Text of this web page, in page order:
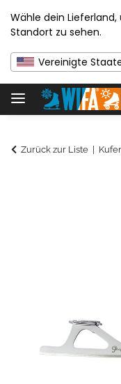
Wähle dein
Standort zu sehen.
Vereinigte
Zurück zur Liste